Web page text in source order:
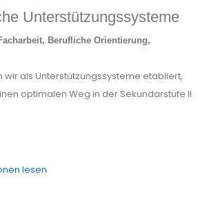
Unterstützungssysteme
Berufliche Orientierung,
wir als Unterstützungssysteme etabliert,
optimalen Weg in der Sekundarstufe II
lesen